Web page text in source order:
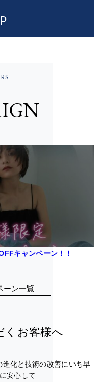
キャンペーン！！
ーン一覧
くお客様へ
化と技術の改善にいち早
安心して